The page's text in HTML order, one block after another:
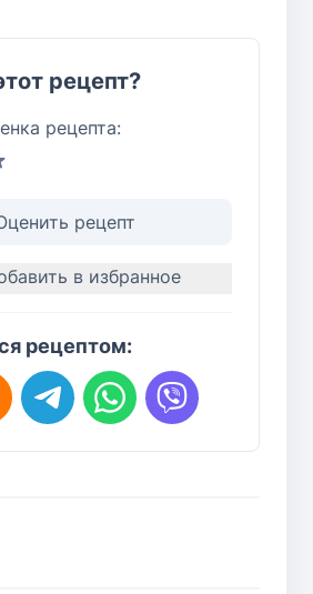
рецепт?
рецепта:
рецепт
в избранное
рецептом: